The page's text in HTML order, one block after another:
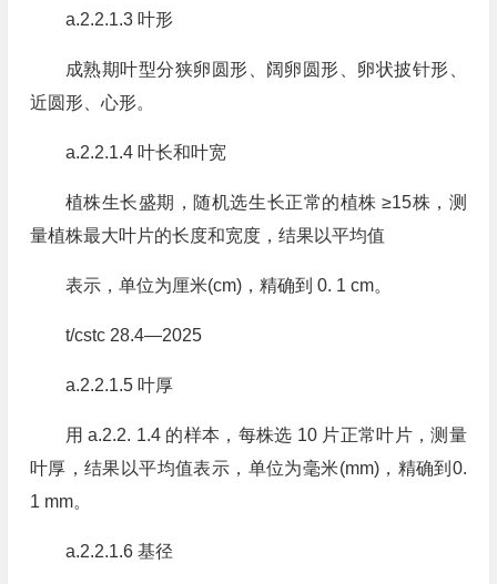
a.2.2.1.3 叶形
成熟期叶型分狭卵圆形、阔卵圆形、卵状披针形、
近圆形、心形。
a.2.2.1.4 叶长和叶宽
植株生长盛期，随机选生长正常的植株 ≥15株，测
量植株最大叶片的长度和宽度，结果以平均值
表示，单位为厘米(cm)，精确到 0. 1 cm。
t/cstc 28.4—2025
a.2.2.1.5 叶厚
用 a.2.2. 1.4 的样本，每株选 10 片正常叶片，测量
叶厚，结果以平均值表示，单位为毫米(mm)，精确到0.
1 mm。
a.2.2.1.6 基径